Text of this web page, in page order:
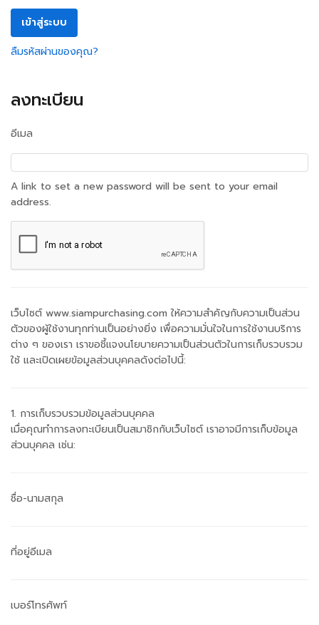
เข้าสู่ระบบ
ลืมรหัสผ่านของคุณ?
ลงทะเบียน
อีเมล
A link to set a new password will be sent to your email
address.
เว็บไซต์ www.siampurchasing.com ให้ความสำคัญกับความเป็นส่วน
ตัวของผู้ใช้งานทุกท่านเป็นอย่างยิ่ง เพื่อความมั่นใจในการใช้งานบริการ
ต่าง ๆ ของเรา เราขอชี้แจงนโยบายความเป็นส่วนตัวในการเก็บรวบรวม
ใช้ และเปิดเผยข้อมูลส่วนบุคคลดังต่อไปนี้:
1. การเก็บรวบรวมข้อมูลส่วนบุคคล
เมื่อคุณทำการลงทะเบียนเป็นสมาชิกกับเว็บไซต์ เราอาจมีการเก็บข้อมูล
ส่วนบุคคล เช่น:
ชื่อ-นามสกุล
ที่อยู่อีเมล
เบอร์โทรศัพท์